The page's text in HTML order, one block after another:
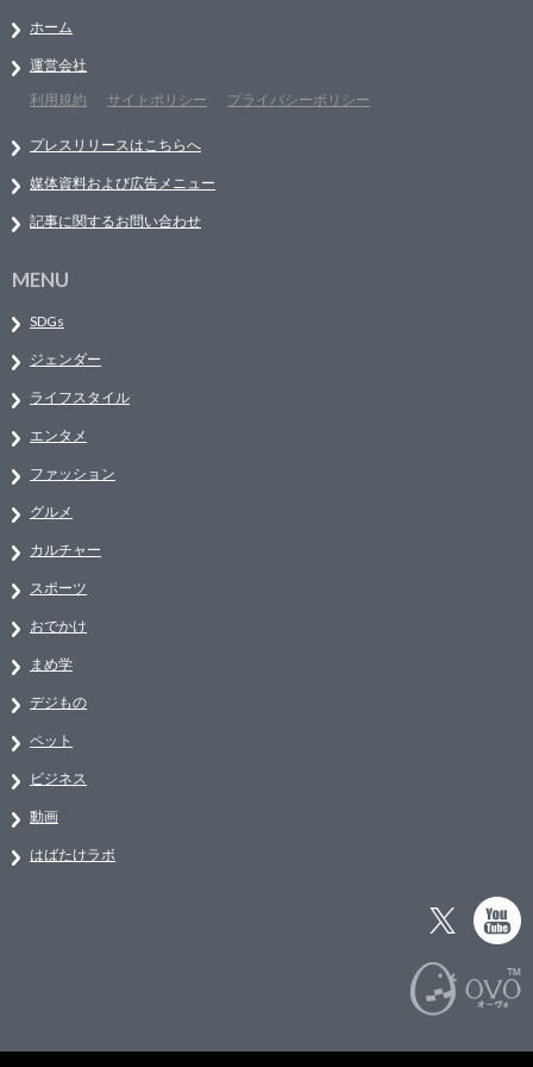
ホーム
運営会社
利用規約
サイトポリシー プライバシーポリシー
プレスリリースはこちらへ
媒体資料および広告メニュー
記事に関するお問い合わせ
MENU
SDGs
ジェンダー
ライフスタイル
エンタメ
ファッション
グルメ
カルチャー
スポーツ
おでかけ
まめ学
デジもの
ペット
ビジネス
動画
はばたけラボ